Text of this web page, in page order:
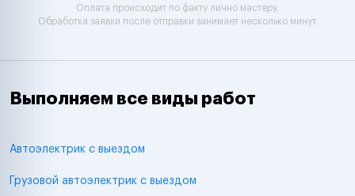
Оплата происходит по факту лично мастеру.
Обработка заявки после отправки занимает несколько минут.
Выполняем все виды работ
Автоэлектрик с выездом
Грузовой автоэлектрик с выездом